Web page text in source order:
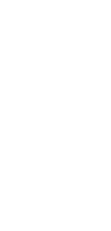
хамгаалах